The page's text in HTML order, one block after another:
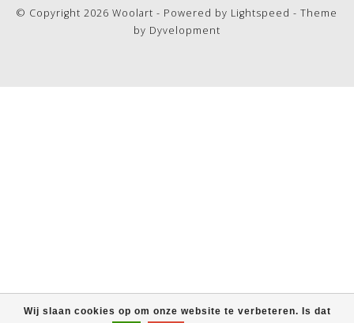
Wij slaan cookies op om onze website te verbeteren. Is dat
© Copyright 2026 Woolart - Powered by Lightspeed - Theme
by Dyvelopment